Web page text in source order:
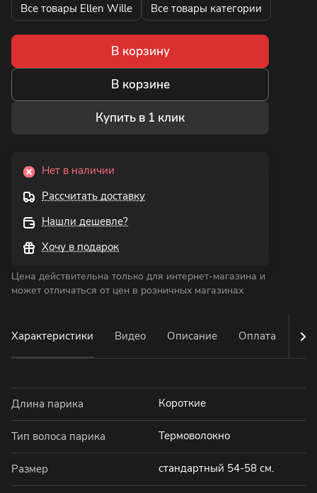
Все товары Ellen Wille Все товары категории
В корзину
В корзине
Купить в 1 клик
Нет в наличии
Рассчитать доставку
Нашли дешевле?
Хочу в подарок
Цена действительна только для интернет-магазина и
может отличаться от цен в розничных магазинах
Характеристики Видео Описание Оплата
Длина парика Короткие
Тип волоса парика Термоволокно
Размер стандартный 54-58 см.